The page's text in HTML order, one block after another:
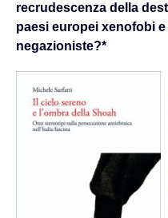
recrudescenza della
paesi europei xenofobi
negazioniste?*